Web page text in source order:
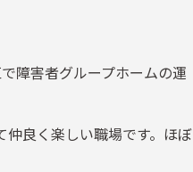
障害者グループホームの運
良く楽しい職場です。ほぼ